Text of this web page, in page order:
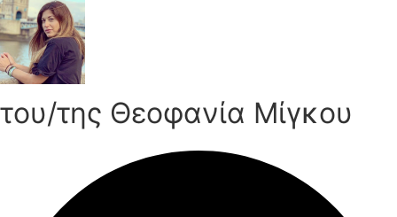
του/της Θεοφανία Μίγκου